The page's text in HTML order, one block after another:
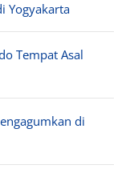
Yogyakarta
Tempat Asal
di